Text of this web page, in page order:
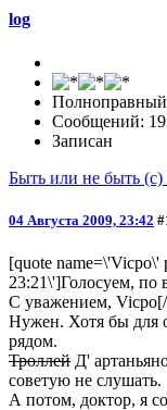
log
Полноправный
Сообщений:
Записан
Быть или не быть (с)
04 Августа 2009, 23:42
[quote name=\'Vicpo\'
23:21\']Голосуем, по
С уважением,
Нужен. Хотя бы для
рядом.
Троллей Д'
советую не слушать.
А потом, доктор, я